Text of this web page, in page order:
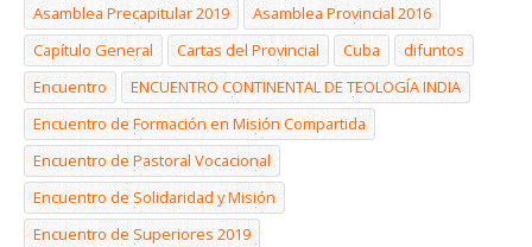
Asamblea Precapitular 2019
Asamblea Provincial 2016
Capítulo General
Cartas del Provincial Cuba
difuntos
Encuentro
ENCUENTRO CONTINENTAL DE TEOLOGÍA INDIA
Encuentro de Formación en Misión Compartida
Encuentro de Pastoral Vocacional
Encuentro de Solidaridad y Misión
Encuentro de Superiores 2019